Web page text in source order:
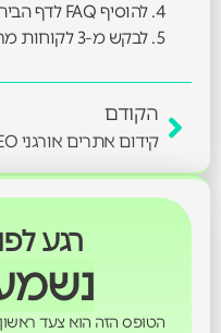
להוסיף FAQ לדף הבית ולדפי השירות המרכזיים.
לבקש מ-3 לקוחות מרוצים לכתוב ביקורת השבוע.
הקודם
קידום אתרים אורגני SEO
רגע
הטופס הזה הוא צעד